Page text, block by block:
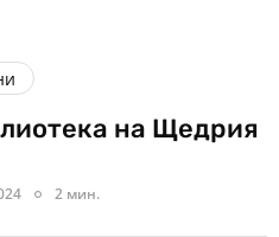
на Щедрия
2 мин.